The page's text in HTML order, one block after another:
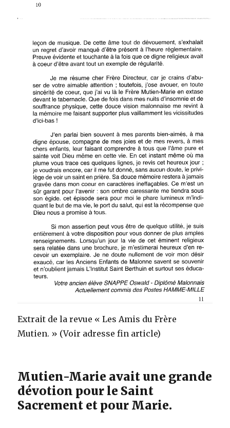
Extrait de la revue « Les Amis du Frère
Mutien. » (Voir adresse fin article)
Mutien-Marie avait une grande
dévotion pour le Saint
Sacrement et pour Marie.